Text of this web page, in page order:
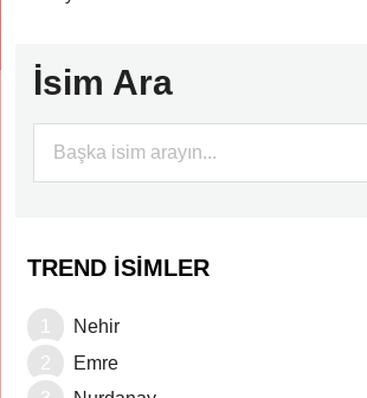
İsim Ara
TREND İSIMLER
Nehir
Emre